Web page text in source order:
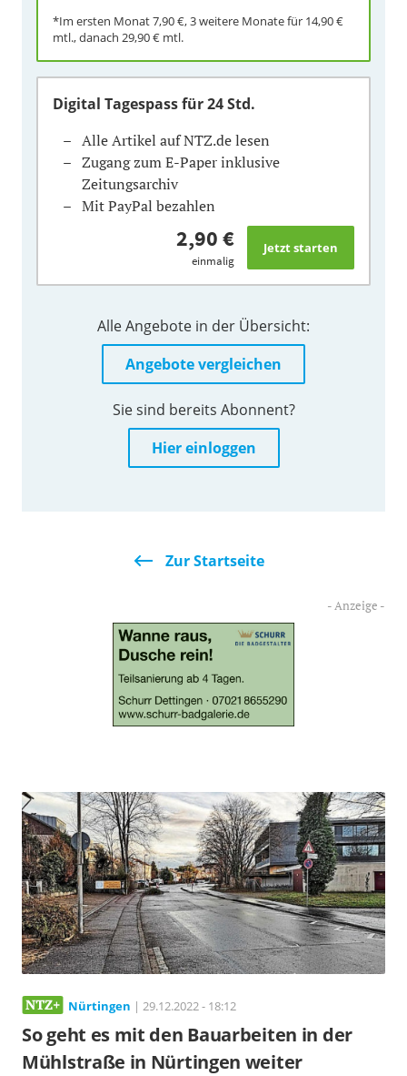
*Im ersten Monat7,90 €, 3 weitere Monate für 14,90 €
mtl., danach 29,90 € mtl.
Digital Tagespassfür 24 Std.
Alle Artikel auf NTZ.de lesen
Zugang zum E-Paper inklusive
Zeitungsarchiv
Mit PayPal bezahlen
2,90 €
einmalig
Alle Angebote in der Übersicht:
Angebote vergleichen
Sie sind bereits Abonnent?
Hier einloggen
Zur Startseite
Nürtingen | 29.12.2022 - 18:12
So geht es mit den Bauarbeiten in der
Mühlstraße in Nürtingen weiter